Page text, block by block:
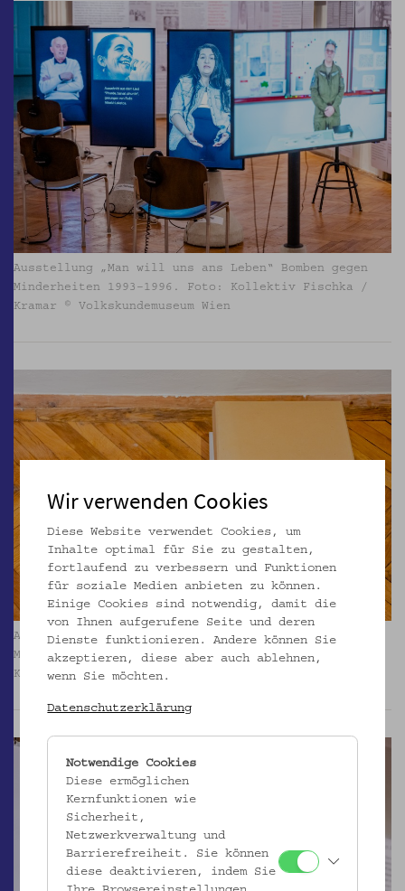
Ausstellung „Man will uns ans Leben“ Bomben gegen
Minderheiten 1993–1996. Foto: Kollektiv Fischka /
Kramar © Volkskundemuseum Wien
Ausstellung „Man will uns ans Leben“ Bomben gegen
Minderheiten 1993–1996. Foto: Kollektiv Fischka /
Kramar © Volkskundemuseum Wien
Wir verwenden Cookies
Diese Website verwendet Cookies, um
Inhalte optimal für Sie zu gestalten,
fortlaufend zu verbessern und Funktionen
für soziale Medien anbieten zu können.
Einige Cookies sind notwendig, damit die
von Ihnen aufgerufene Seite und deren
Dienste funktionieren. Andere können Sie
akzeptieren, diese aber auch ablehnen,
wenn Sie möchten.
Datenschutzerklärung
Notwendige Cookies
Diese ermöglichen
Kernfunktionen wie
Sicherheit,
Netzwerkverwaltung und
Barrierefreiheit. Sie können
diese deaktivieren, indem Sie